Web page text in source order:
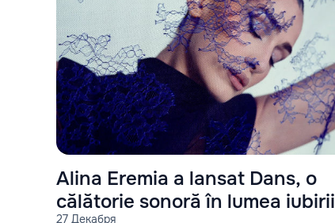
27 Декабря
Alina Eremia a lansat Dans, o
călătorie sonoră în lumea iubirii